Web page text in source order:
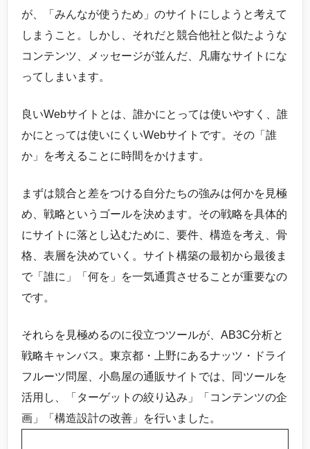
が、「みんなが使うため」のサイトにしようと考えて
しまうこと。しかし、それだと競合他社と似たような
コンテンツ、メッセージが並んだ、凡庸なサイトにな
ってしまいます。
良いWebサイトとは、誰かにとっては使いやすく、誰
かにとっては使いにくいWebサイトです。その「誰
か」を考えることに時間をかけます。
まずは競合と差をつける自分たちの強みは何かを見極
め、戦略というゴールを決めます。その戦略を具体的
にサイトに落とし込むために、要件、構造を考え、骨
格、表層を決めていく。サイト構築の最初から最後ま
で「誰に」「何を」を一気通貫させることが重要なの
です。
それらを見極めるのに役立つツールが、AB3C分析と
戦略キャンバス。東京都・上野にあるナッツ・ドライ
フルーツ問屋、小島屋の通販サイトでは、同ツールを
活用し、「ターゲットの絞り込み」「コンテンツの企
画」「構造設計の改善」を行いました。